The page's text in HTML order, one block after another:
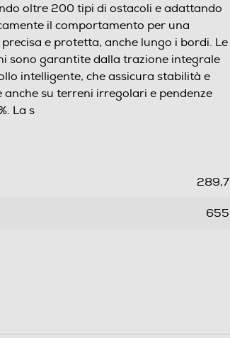
oltre 200 tipi di ostacoli e adattando
il comportamento per una
e protetta, anche lungo i bordi. Le
sono garantite dalla trazione integrale
intelligente, che assicura stabilità e
anche su terreni irregolari e pendenze
La s
289,7
655